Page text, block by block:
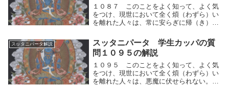
１０８７ このことをよく知って、よく気
をつけ、現世において全く煩（わずら）い
を離れた人々は、常に安らぎに帰（き）し
ある」と。この世において、目から入る情
報、耳から入る情報、心で感じる情報を人
間的思考の運...
スッタニパータ解説
スッタニパータ 学生カッパの質
問１０９５の解説
１０９５ このことをよく知って、よく気
をつけ、現世において全く煩（わずら）い
を離れた人々は、悪魔に伏せられない。か